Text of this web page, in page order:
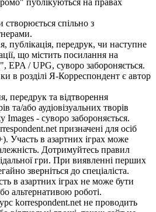
створюється спільно з
публікація, передрук, чи наступне
що містить посилання на
EPA / UPG, суворо забороняється.
в розділі Я-Корреспондент є автор
передрук та відтворення
та/або аудіовізуальних творів
Images - суворо забороняється.
призначені для осіб
Участь в азартних іграх може
Дотримуйтесь правил
гри. При виявленні перших
зверніться до спеціаліста.
в азартних іграх не може бути
альтернативою роботі.
korrespondent.net не проводить